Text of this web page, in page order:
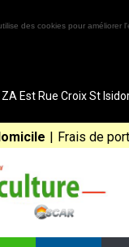
des cookies pour améliorer
ZA Est Rue Croix St
| Frais de